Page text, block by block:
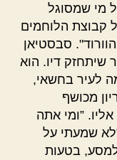
מי שמסוגל
קבוצת הלוחמים
סבסטיאן
שיתחזק דיו. הוא
לעיר בחשאי,
מכושף
”ומי אתה
שמעתי על
בטעות